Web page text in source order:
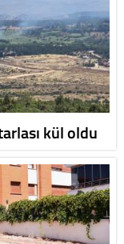
kül oldu